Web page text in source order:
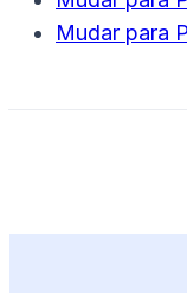
Mudar para